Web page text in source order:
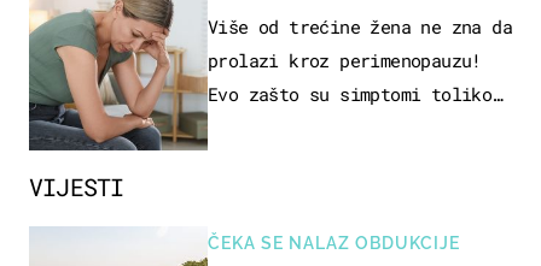
VIJESTI
ČEKA SE NALAZ OBDUKCIJE
STUDIJE
Više od trećine žena ne zna da
prolazi kroz perimenopauzu!
Evo zašto su simptomi toliko